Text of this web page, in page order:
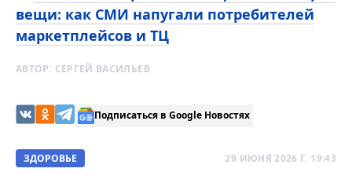
вещи: как СМИ напугали потребителей
маркетплейсов и ТЦ
АВТОР: СЕРГЕЙ ВАСИЛЬЕВ
Подписаться в Google Новостях
ЗДОРОВЬЕ 29 ИЮНЯ 2026 Г. 19:43